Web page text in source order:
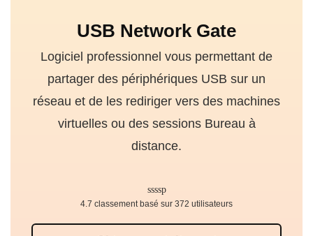
USB Network Gate
Logiciel professionnel vous permettant de
partager des périphériques USB sur un
réseau et de les rediriger vers des machines
virtuelles ou des sessions Bureau à
distance.
4.7 classement basé sur 372 utilisateurs